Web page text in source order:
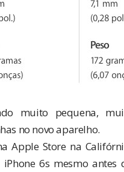
muito pequena,
no novo aparelho.
Apple Store na
6s mesmo antes